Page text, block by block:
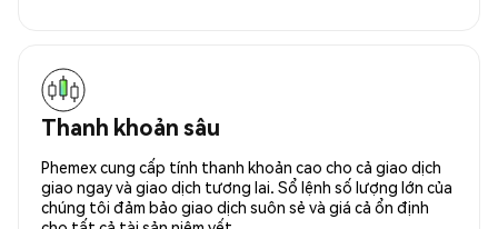
Thanh khoản sâu
Phemex cung cấp tính thanh khoản cao cho cả giao dịch
giao ngay và giao dịch tương lai. Sổ lệnh số lượng lớn của
chúng tôi đảm bảo giao dịch suôn sẻ và giá cả ổn định